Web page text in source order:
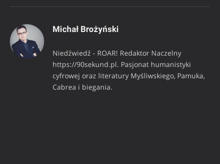
Michał Brożyński
Niedźwiedź - ROAR! Redaktor Naczelny
https://90sekund.pl. Pasjonat humanistyki
cyfrowej oraz literatury Myśliwskiego, Pamuka,
Cabrea i biegania.